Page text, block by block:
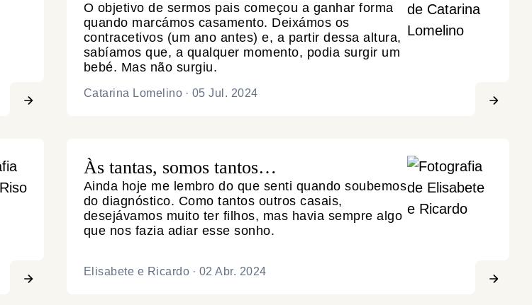
O objetivo de sermos pais começou a ganhar forma
quando marcámos casamento. Deixámos os
contracetivos (um ano antes) e, a partir dessa altura,
sabíamos que, a qualquer momento, podia surgir um
bebé. Mas não surgiu.
Catarina Lomelino · 05 Jul. 2024
Às tantas, somos tantos…
Ainda hoje me lembro do que senti quando soubemos
do diagnóstico. Como tantos outros casais,
desejávamos muito ter filhos, mas havia sempre algo
que nos fazia adiar esse sonho.
Elisabete e Ricardo · 02 Abr. 2024